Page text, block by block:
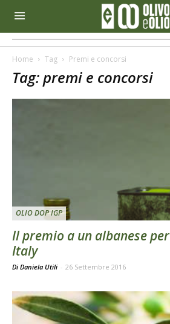
Home Tag Premi e concorsi
Tag: premi e concorsi
OLIO DOP IGP
Il premio a un albanese
Italy
Di Daniela Utili - 26 Settembre 2016